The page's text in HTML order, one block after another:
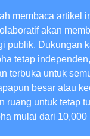
membaca artikel
akan
publik. Dukungan
tetap
terbuka untuk
besar atau
ruang untuk tetap
mulai dari 10,000